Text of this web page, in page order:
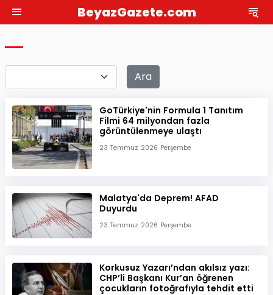
BeyazGazete.com
Ara
GoTürkiye'nin Formula 1 Tanıtım
Filmi 64 milyondan fazla
görüntülenmeye ulaştı
23 Temmuz 2026 Perşembe
Malatya'da Deprem! AFAD
Duyurdu
23 Temmuz 2026 Perşembe
Korkusuz Yazarı’ndan akılsız yazı:
CHP’li Başkanı Kur’an öğrenen
çocukların fotoğrafıyla tehdit etti